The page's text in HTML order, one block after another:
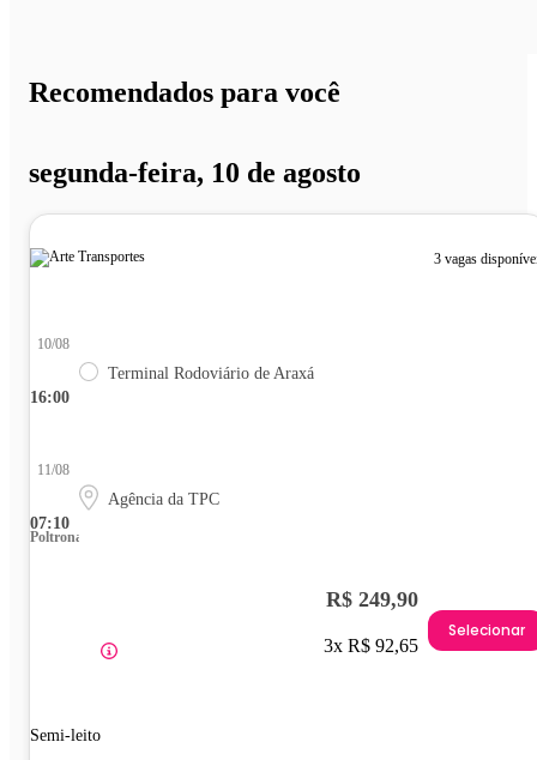
Recomendados para você
segunda-feira, 10 de agosto
3 vagas
16:00
10/08
Terminal Rodoviário de Araxá
07:10
11/08
Agência da TPC
Poltrona
Semi-leito
R$ 249,90
3x R$ 92,65
Selecionar